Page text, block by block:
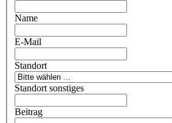
Name
E-Mail
Standort
Standort sonstiges
Beitrag